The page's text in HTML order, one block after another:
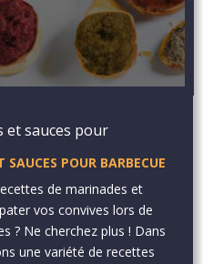
et sauces pour
POUR BARBECUE
de marinades et
vos convives lors de
? Ne cherchez plus ! Dans
une variété de recettes